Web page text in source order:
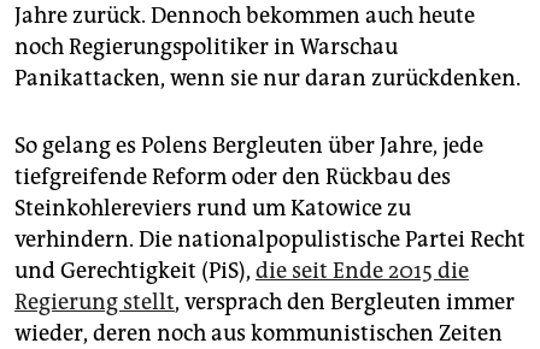
Jahre zurück. Dennoch bekommen auch heute
noch Regierungspolitiker in Warschau
Panikattacken, wenn sie nur daran zurückdenken.
So gelang es Polens Bergleuten über Jahre, jede
tiefgreifende Reform oder den Rückbau des
Steinkohlereviers rund um Katowice zu
verhindern. Die nationalpopulistische Partei Recht
und Gerechtigkeit (PiS), die seit Ende 2015 die
Regierung stellt, versprach den Bergleuten immer
wieder, deren noch aus kommunistischen Zeiten